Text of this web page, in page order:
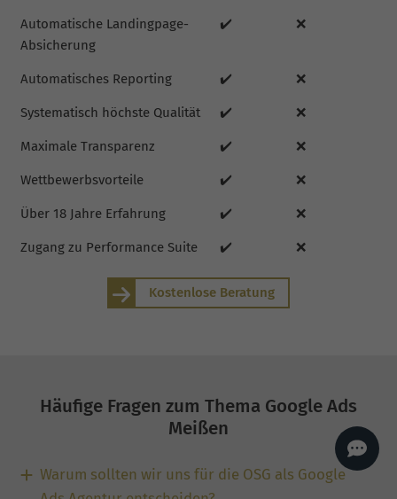
Automatische Landingpage-
Absicherung
✔️ ❌
Automatisches Reporting ✔️ ❌
Systematisch höchste Qualität ✔️ ❌
Maximale Transparenz ✔️ ❌
Wettbewerbsvorteile ✔️ ❌
Über 18 Jahre Erfahrung ✔️ ❌
Zugang zu Performance Suite ✔️ ❌
Kostenlose Beratung
Häufige Fragen zum Thema Google Ads
Meißen
Warum sollten wir uns für die OSG als Google
Sales Manager
Hallo, willkommen bei
Wie kann ich dir helfen?
bereits ab 499 € pro
Performance Suite
Zugang.Zum Angebot.